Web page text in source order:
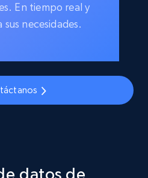
En tiempo real y
necesidades.
datos de